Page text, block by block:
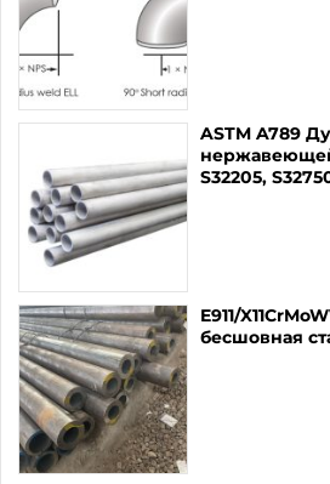
ASTM A789
S32205,
E911/
бесшовная